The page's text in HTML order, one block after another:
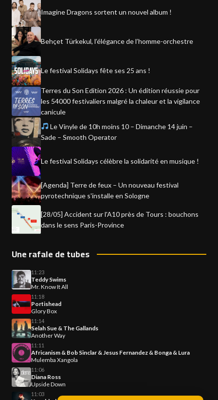
Imagine Dragons sortent un nouvel album !
Behçet Türkekul, l’élégance de l’homme-orchestre
Le festival Solidays fête ses 25 ans !
Terres du Son Edition 2026 : Un édition réussie pour
les 54000 festivaliers malgré la chaleur et la vigilance
canicule
Le Vinyle de 10h moins 10 – Dimanche 14 juin –
Sade – Smooth Operator
Le festival Solidays célèbre la solidarité en musique !
[Agenda] Terre de feux – Un nouveau festival
pyrotechnique s'installe en Sologne
[28/05] Accident sur l'A10 près de Tours : bouchons
dans le sens Paris-Province
Une rafale de tubes
11:23
Teddy Swims
Mr. Know It All
11:18
Portishead
Glory Box
11:14
Selah Sue & The Gallands
Another Way
11:11
Africanism & Bob Sinclar & Jesus Fernandez & Bonga & Lura
Mulemba Xangola
11:06
Diana Ross
Upside Down
11:03